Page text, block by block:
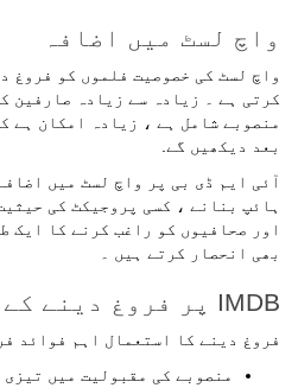
واچ لسٹ میں اضافہ
واچ لسٹ کی خصوصیت فلموں کو فروغ
کرتی ہے ۔ زیادہ سے زیادہ صارفین
منصوبے شامل ہے ، زیادہ امکان ہے
بعد دیکھیں گے.
آئی ایم ڈی بی پر واچ لسٹ میں
ہائپ بنانے ، کسی پروجیکٹ کی
اور صحافیوں کو راغب کرنے کا ایک
بھی انحصار کرتے ہیں ۔
IMDB پر فروغ دینے کے فوائد
فروغ دینے کا استعمال اہم فوائد
منصوبے کی مقبولیت میں تیزی